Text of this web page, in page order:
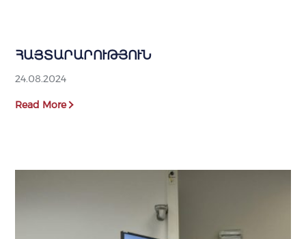
ՀԱՅՏԱՐԱՐՈՒԹՅՈՒՆ
24.08.2024
Read More